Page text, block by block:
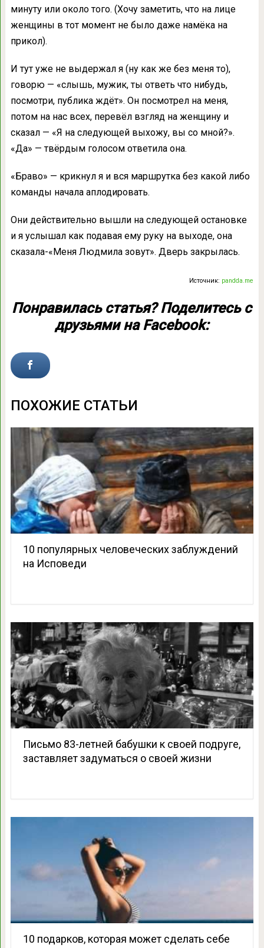
минуту или около того. (Хочу заметить, что на лице
женщины в тот момент не было даже намёка на
прикол).
И тут уже не выдержал я (ну как же без меня то),
говорю — «слышь, мужик, ты ответь что нибудь,
посмотри, публика ждёт». Он посмотрел на меня,
потом на нас всех, перевёл взгляд на женщину и
сказал — «Я на следующей выхожу, вы со мной?».
«Да» — твёрдым голосом ответила она.
«Браво» — крикнул я и вся маршрутка без какой либо
команды начала аплодировать.
Они действительно вышли на следующей остановке
и я услышал как подавая ему руку на выходе, она
сказала-«Меня Людмила зовут». Дверь закрылась.
Источник: pandda.me
Понравилась статья? Поделитесь с
друзьями на Facebook:
ПОХОЖИЕ СТАТЬИ
10 популярных человеческих заблуждений
на Исповеди
Письмо 83-летней бабушки к своей подруге,
заставляет задуматься о своей жизни
10 подарков, которая может сделать себе